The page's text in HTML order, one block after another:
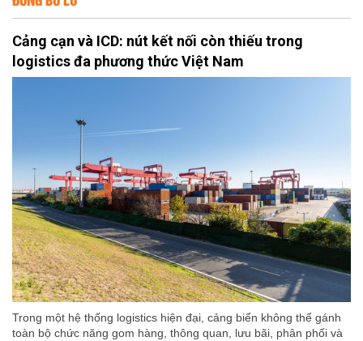
Cảng cạn và ICD: nút kết nối còn thiếu trong
logistics đa phương thức Việt Nam
Trong một hệ thống logistics hiện đại, cảng biển không thể gánh
toàn bộ chức năng gom hàng, thông quan, lưu bãi, phân phối và